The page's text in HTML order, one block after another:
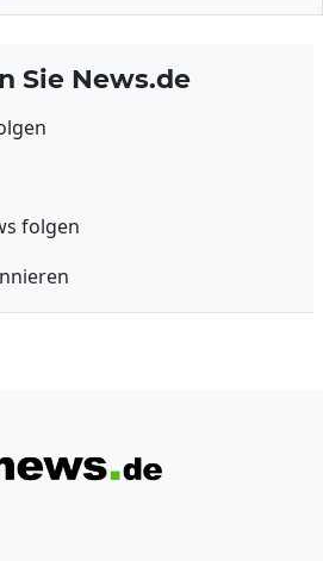
Sie News.de
folgen